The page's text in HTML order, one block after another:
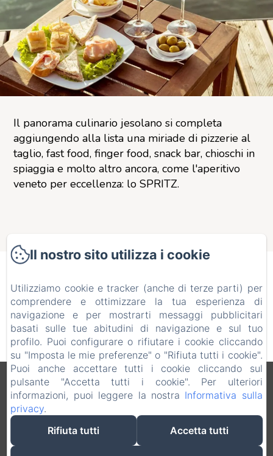
Il panorama culinario jesolano si completa
aggiungendo alla lista una miriade di pizzerie al
taglio, fast food, finger food, snack bar, chioschi in
spiaggia e molto altro ancora, come l'aperitivo
veneto per eccellenza: lo SPRITZ.
Quindi, non mi resta che
dirvi… Buon appetito!
Informazioni legali
VERDI SRL - Via G. Verdi 20, Jesolo (VE), 30016, Italia
info@hotelverdijesolo.com
Il nostro sito utilizza i cookie
Utilizziamo cookie e tracker (anche di terze parti) per
comprendere e ottimizzare la tua esperienza di
navigazione e per mostrarti messaggi pubblicitari
basati sulle tue abitudini di navigazione e sul tuo
profilo. Puoi configurare o rifiutare i cookie cliccando
su "Imposta le mie preferenze" o "Rifiuta tutti i cookie".
Puoi anche accettare tutti i cookie cliccando sul
pulsante "Accetta tutti i cookie". Per ulteriori
informazioni, puoi leggere la nostra Informativa sulla
privacy.
Rifiuta tutti
Accetta tutti